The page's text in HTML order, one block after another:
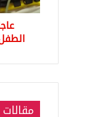
حياً
هاتاي
قبل